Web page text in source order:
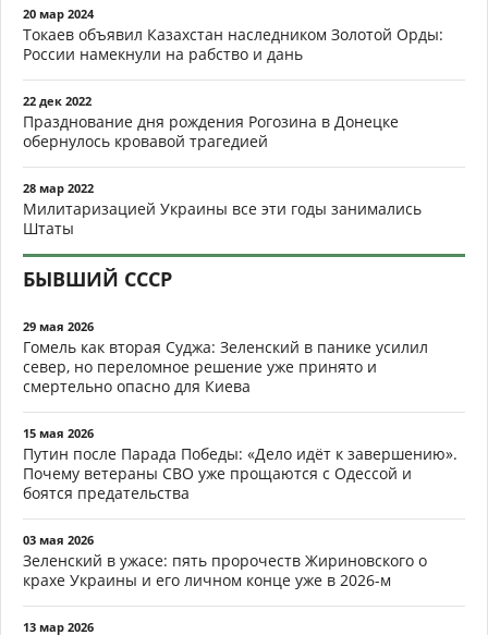
20 мар 2024
Токаев объявил Казахстан наследником Золотой Орды:
России намекнули на рабство и дань
22 дек 2022
Празднование дня рождения Рогозина в Донецке
обернулось кровавой трагедией
28 мар 2022
Милитаризацией Украины все эти годы занимались
Штаты
БЫВШИЙ СССР
29 мая 2026
Гомель как вторая Суджа: Зеленский в панике усилил
север, но переломное решение уже принято и
смертельно опасно для Киева
15 мая 2026
Путин после Парада Победы: «Дело идёт к завершению».
Почему ветераны СВО уже прощаются с Одессой и
боятся предательства
03 мая 2026
Зеленский в ужасе: пять пророчеств Жириновского о
крахе Украины и его личном конце уже в 2026-м
13 мар 2026